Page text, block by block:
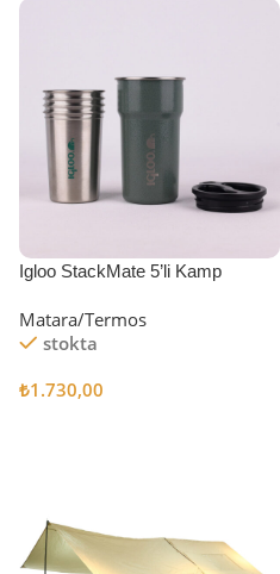
Igloo StackMate 5’li Kamp
Matara/Termos
stokta
₺1.730,00